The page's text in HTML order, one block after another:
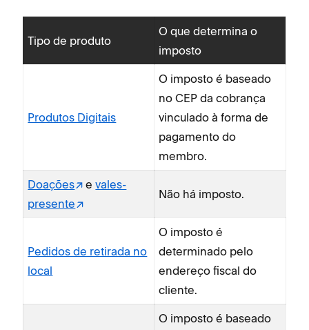
Tipo de produto
O que determina o
imposto
Produtos Digitais
O imposto é baseado
no CEP da cobrança
vinculado à forma de
pagamento do
membro.
Doações evales-
presente
Não há imposto.
Pedidos de retirada no
local
O imposto é
determinado pelo
endereço fiscal do
cliente.
O imposto é baseado